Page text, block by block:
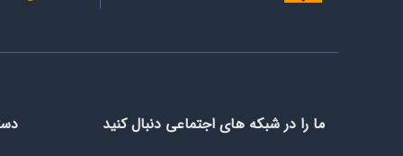
Kannad
Oxford
ما را در شبکه های اجتماعی دنبال کنید